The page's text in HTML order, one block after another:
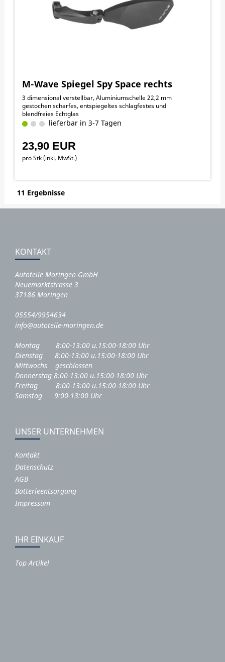
M-Wave Spiegel Spy Space rechts
3 dimensional verstellbar, Aluminiumschelle 22,2 mm
gestochen scharfes, entspiegeltes schlagfestes und
blendfreies Echtglas
lieferbar in 3-7 Tagen
23,90 EUR
pro Stk (inkl. MwSt.)
11 Ergebnisse
KONTAKT
Autoteile Moringen GmbH
Neuemarktstrasse 3
37186 Moringen
05554/9954634
info@autoteile-moringen.de
Montag 8:00-13:00 u.15:00-18:00 Uhr
Dienstag 8:00-13:00 u.15:00-18:00 Uhr
Mittwochs geschlossen
Donnerstag 8:00-13:00 u.15:00-18:00 Uhr
Freitag 8:00-13:00 u.15:00-18:00 Uhr
Samstag 9:00-13:00 Uhr
UNSER UNTERNEHMEN
Kontakt
Datenschutz
AGB
Batterieentsorgung
Impressum
IHR EINKAUF
Top Artikel